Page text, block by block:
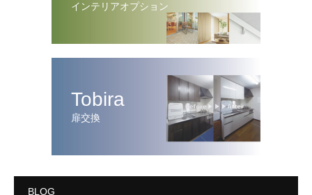
インテリアオプション
Tobira
扉交換
BLOG